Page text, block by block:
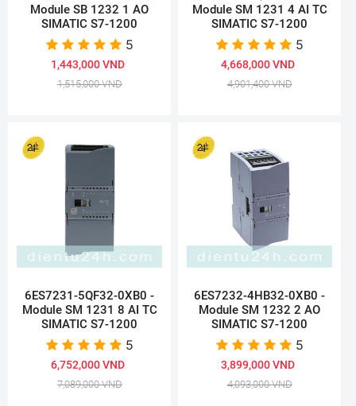
Module SB 1232 1 AO
SIMATIC S7-1200
5
1,443,000 VND
1,515,000 VND
Module SM 1231 4 AI TC
SIMATIC S7-1200
5
4,668,000 VND
4,901,400 VND
6ES7231-5QF32-0XB0 -
Module SM 1231 8 AI TC
SIMATIC S7-1200
5
6,752,000 VND
7,089,000 VND
6ES7232-4HB32-0XB0 -
Module SM 1232 2 AO
SIMATIC S7-1200
5
3,899,000 VND
4,093,000 VND